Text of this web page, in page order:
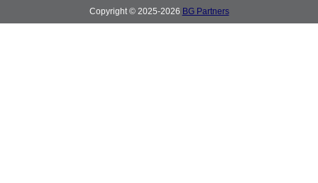
Copyright © 2025-2026 BG Partners